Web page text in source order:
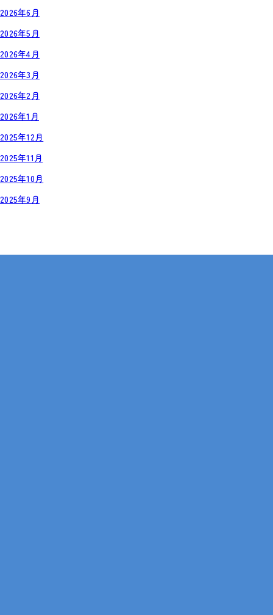
2026年6月
2026年5月
2026年4月
2026年3月
2026年2月
2026年1月
2025年12月
2025年11月
2025年10月
2025年9月